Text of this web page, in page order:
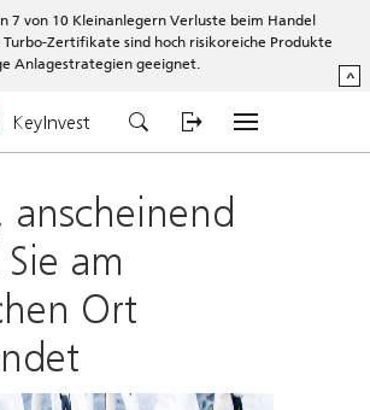
7 von 10 Kleinanlegern Verluste beim Handel
Zertifikate sind hoch risikoreiche Produkte
Anlagestrategien geeignet.
^
KeyInvest
anscheinend
am
Ort